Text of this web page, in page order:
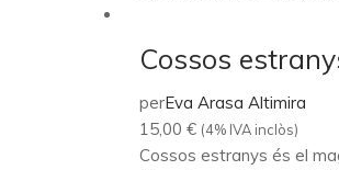
Cossos
perEva Arasa Altimira
15,00 € (4% IVA inclòs)
Cossos estranys és el